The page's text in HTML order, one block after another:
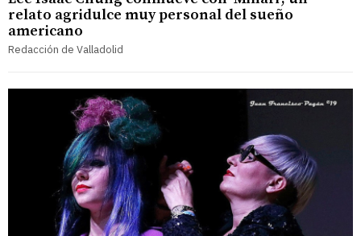
relato agridulce muy personal del sueño
americano
Redacción de Valladolid